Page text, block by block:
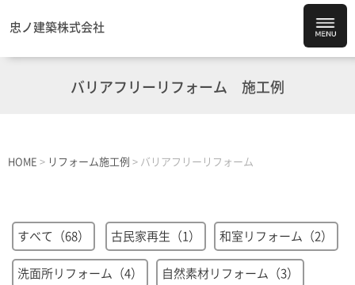
忠ノ建築株式会社
バリアフリーリフォーム 施工例
HOME > リフォーム施工例 > バリアフリーリフォーム
すべて（68） 古民家再生（1） 和室リフォーム（2）
洗面所リフォーム（4） 自然素材リフォーム（3）